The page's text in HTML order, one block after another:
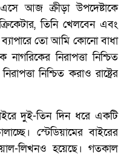
এসে আজ ক্রীড়া উপদেষ্টাকে
তিনি খেলবেন এবং
তো আমি কোনো বাধা
নাগরিকের নিরাপত্তা নিশ্চিত
নিশ্চিত করাও রাষ্ট্রের
দুই-তিন দিন ধরে একটি
স্টেডিয়ামের বাইরের
লিখনও হয়েছে। গতকাল